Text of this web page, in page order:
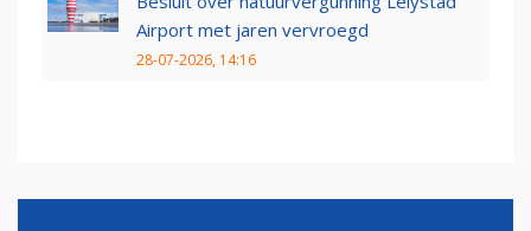
Airport met jaren vervroegd
28-07-2026, 14:16